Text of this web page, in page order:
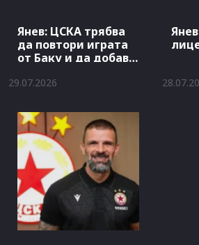
Янев: ЦСКА трябва
да повтори играта
от Баку и да добави
29.07.2026